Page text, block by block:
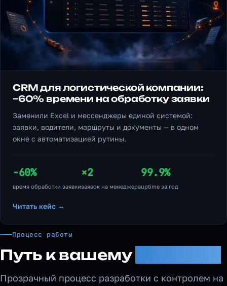
CRM для логистической компании:
−60% времени на обработку заявки
Заменили Excel и мессенджеры единой системой:
заявки, водители, маршруты и документы — в одном
окне с автоматизацией рутины.
−60%
время обработки заявки
×2
заявок на менеджера
99.9%
uptime за год
Читать кейс →
Процесс работы
Путь к вашему
Прозрачный процесс разработки с контролем на